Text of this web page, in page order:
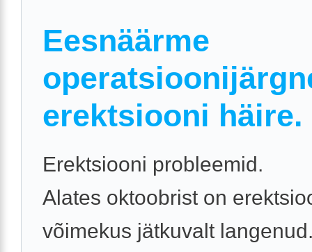
Eesnäärme
erektsiooni häire.
Erektsiooni probleemid.
Alates oktoobrist on
võimekus jätkuvalt